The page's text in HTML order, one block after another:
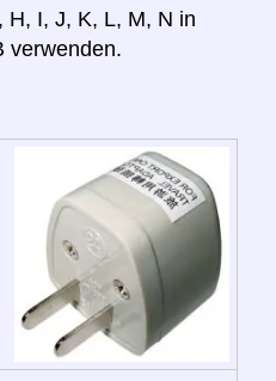
H, I, J, K, L, M, N in
verwenden.